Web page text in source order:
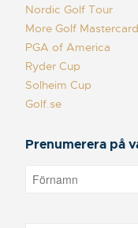
Nordic Golf Tour
More Golf
PGA of America
Ryder Cup
Solheim Cup
Golf.se
Prenumerera på